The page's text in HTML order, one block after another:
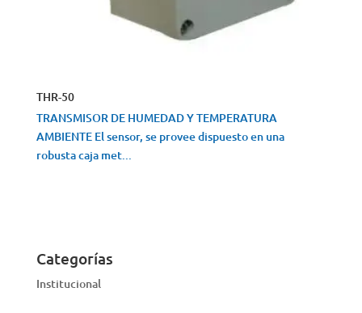
THR-50
TRANSMISOR DE HUMEDAD Y TEMPERATURA
AMBIENTE El sensor, se provee dispuesto en una
robusta caja met...
Categorías
Institucional